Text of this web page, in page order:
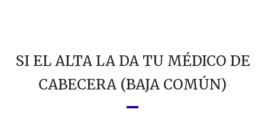
SI EL ALTA LA DA TU MÉDICO DE
CABECERA (BAJA COMÚN)